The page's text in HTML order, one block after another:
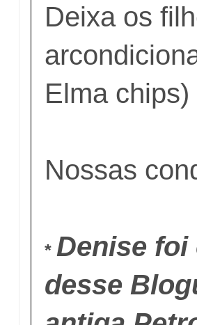
Deixa os
Elma chips)
Nossas
* Denise foi
desse